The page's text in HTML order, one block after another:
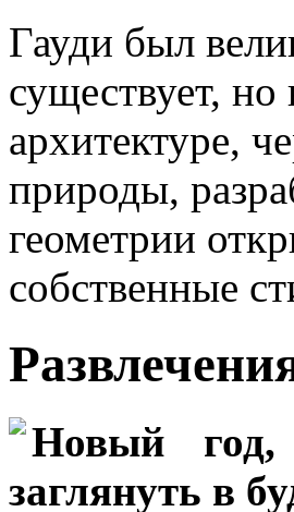
Гауди был
существует,
архитектуре,
природы,
геометрии
собственные
Новый год,
заглянуть в